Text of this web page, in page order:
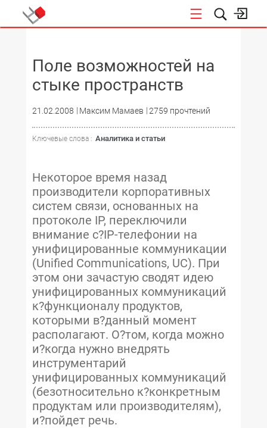
Поле возможностей на
стыке пространств
21.02.2008 Максим Мамаев 2759 прочтений
Ключевые слова : Аналитика и статьи
Некоторое время назад
производители корпоративных
систем связи, основанных на
протоколе IP, переключили
внимание с?IP-телефонии на
унифицированные коммуникации
(Unified Communications, UC). При
этом они зачастую сводят идею
унифицированных коммуникаций
к?функционалу продуктов,
которыми в?данный момент
располагают. О?том, когда можно
и?когда нужно внедрять
инструментарий
унифицированных коммуникаций
(безотносительно к?конкретным
продуктам или производителям),
и?пойдет речь.